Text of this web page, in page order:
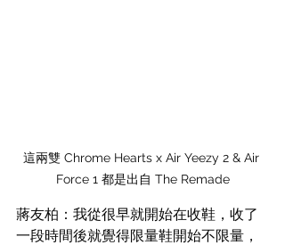
這兩雙 Chrome Hearts x Air Yeezy 2 & Air
Force 1 都是出自 The Remade
蔣友柏：我從很早就開始在收鞋，收了
一段時間後就覺得限量鞋開始不限量，